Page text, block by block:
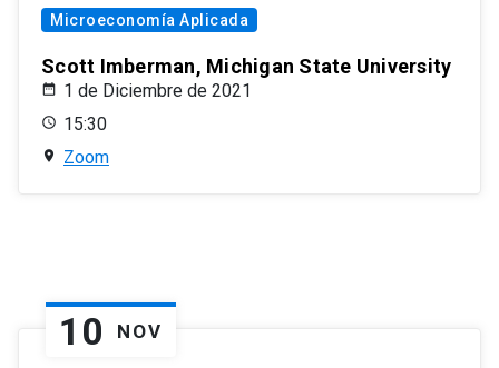
Microeconomía Aplicada
Scott Imberman, Michigan State University
1 de Diciembre de 2021
15:30
Zoom
10 NOV